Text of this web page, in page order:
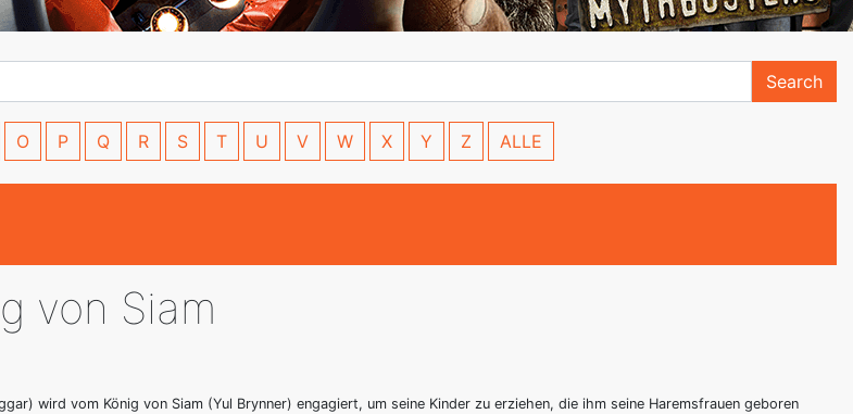
Search
O P Q R S T U V W X Y Z ALLE
von Siam
wird vom König von Siam (Yul Brynner) engagiert, um seine Kinder zu erziehen, die ihm seine Haremsfrauen geboren